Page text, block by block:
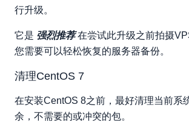
行升级。
它是 强烈推荐在尝试此升级之前拍摄
您需要可以轻松恢复的服务器备份。
清理CentOS 7
在安装CentOS 8之前，最好清理当前系
余，不需要的或冲突的包。